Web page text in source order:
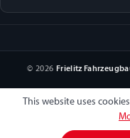
© 2026 Frielitz
This website uses